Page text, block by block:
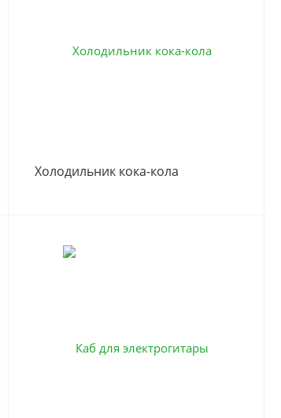
Холодильник кока-кола